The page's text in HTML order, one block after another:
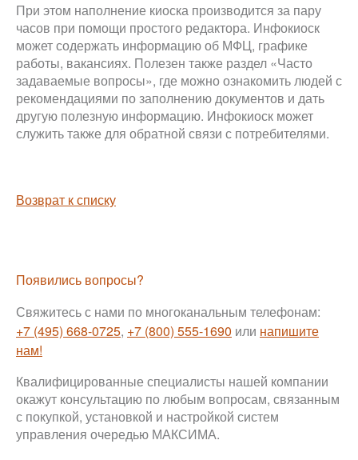
При этом наполнение киоска производится за пару
часов при помощи простого редактора. Инфокиоск
может содержать информацию об МФЦ, графике
работы, вакансиях. Полезен также раздел «Часто
задаваемые вопросы», где можно ознакомить людей с
рекомендациями по заполнению документов и дать
другую полезную информацию. Инфокиоск может
служить также для обратной связи с потребителями.
Возврат к списку
Появились вопросы?
Свяжитесь с нами по многоканальным телефонам:
+7 (495) 668-0725, +7 (800) 555-1690 или напишите
нам!
Квалифицированные специалисты нашей компании
окажут консультацию по любым вопросам, связанным
с покупкой, установкой и настройкой систем
управления очередью МАКСИМА.